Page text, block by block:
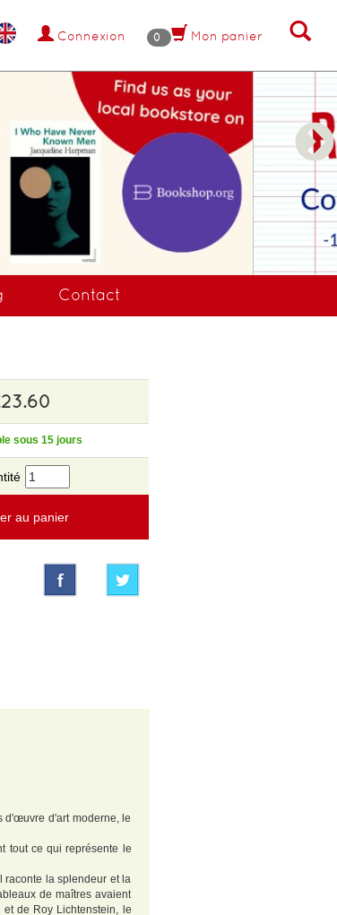
Connexion 0 Mon panier
Contact
sous 15 jours
au panier
d'œuvre d'art moderne, le
tout ce qui représente le
raconte la splendeur et la
de maîtres avaient
de Roy Lichtenstein, le